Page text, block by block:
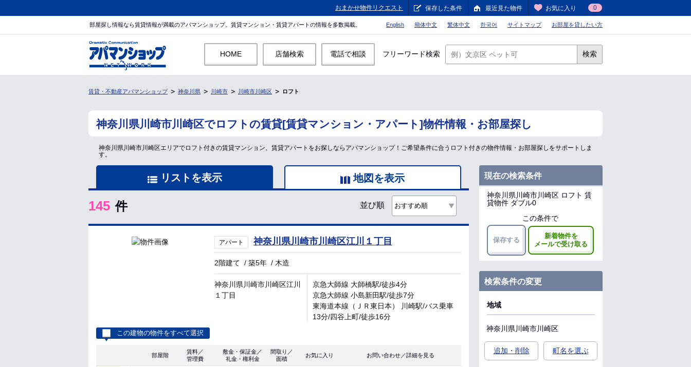
おまかせ物件リクエスト 保存した条件 最近見た物件 お気に入り 0
部屋探し情報なら賃貸情報が満載のアパマンショップ。賃貸マンション・賃貸アパートの情報を多数掲載。 English 簡体中文 繁体中文 한국어 サイトマップ お部屋を貸したい方
HOME 店舗検索 電話で相談 フリーワード検索 検索
賃貸・不動産アパマンショップ 神奈川県 川崎市 川崎市川崎区 ロフト
神奈川県川崎市川崎区でロフトの賃貸[賃貸マンション・アパート]物件情報・お部屋探し
神奈川県川崎市川崎区エリアでロフト付きの賃貸マンション、賃貸アパートをお探しならアパマンショップ！ご希望条件に合うロフト付きの物件情報・お部屋探しをサポートしま
す。
リストを表示 地図を表示
145 件 並び順
アパート 神奈川県川崎市川崎区江川１丁目
2階建て /築5年 / 木造
神奈川県川崎市川崎区江川
１丁目
京急大師線 大師橋駅/徒歩4分
京急大師線 小島新田駅/徒歩7分
東海道本線（ＪＲ東日本） 川崎駅/バス乗車
13分/四谷上町/徒歩16分
この建物の物件をすべて選択
部屋階
賃料／
管理費
敷金・保証金／
礼金・権利金
間取り／
面積
お気に入り お問い合わせ／詳細を見る
現在の検索条件
神奈川県川崎市川崎区 ロフト 賃
貸物件 ダブル0
この条件で
保存する
新着物件を
メールで受け取る
検索条件の変更
地域
神奈川県 川崎市川崎区
追加・削除 町名を選ぶ